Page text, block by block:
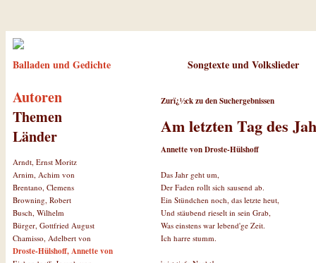
Balladen und Gedichte Songtexte und Volkslieder
Autoren
Themen
Länder
Arndt, Ernst Moritz
Arnim, Achim von
Brentano, Clemens
Browning, Robert
Busch, Wilhelm
Bürger, Gottfried August
Chamisso, Adelbert von
Droste-Hülshoff, Annette von
Zurï¿½ck zu den Suchergebnissen
Am letzten Tag des
Annette von Droste-Hülshoff
Das Jahr geht um,
Der Faden rollt sich sausend ab.
Ein Stündchen noch, das letzte heut,
Und stäubend rieselt in sein Grab,
Was einstens war lebend'ge Zeit.
Ich harre stumm.